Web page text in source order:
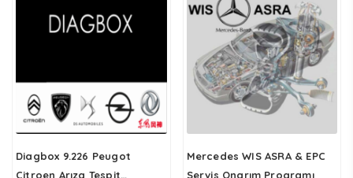
Diagbox 9.226 Peugot
Citroen Arıza Tespit
Mercedes WIS ASRA & EPC
Servis Onarım Programı